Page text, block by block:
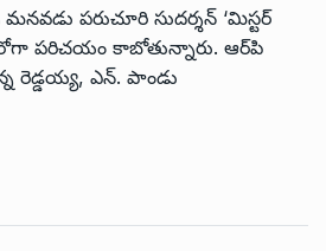
పరుచూరి సుదర్శన్ ‘మిస్టర్
పరిచయం కాబోతున్నారు. ఆర్‌పి
ఎన్. పాండు